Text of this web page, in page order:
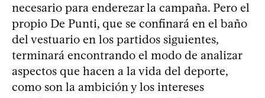
necesario para enderezar la campaña. Pero el
propio De Punti, que se confinará en el baño
del vestuario en los partidos siguientes,
terminará encontrando el modo de analizar
aspectos que hacen a la vida del deporte,
como son la ambición y los intereses